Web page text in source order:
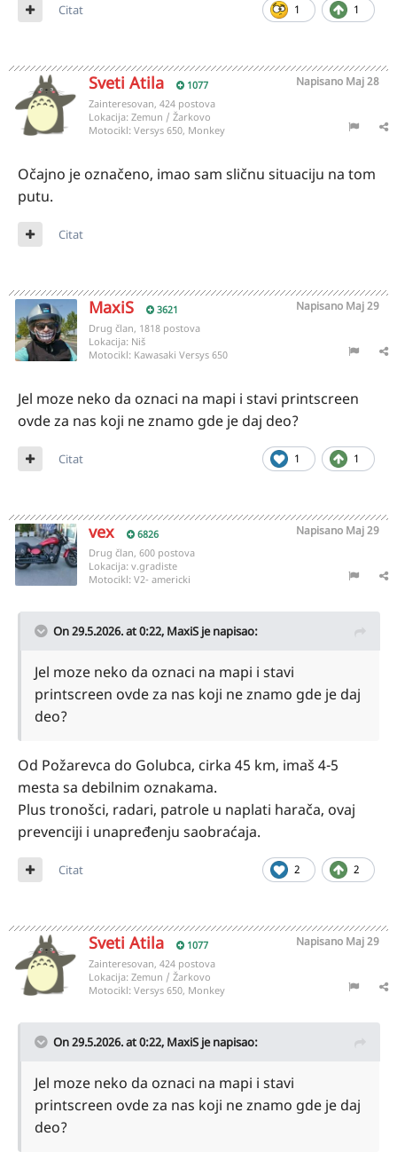
1 1
Citat
Sveti Atila 1077 Napisano Maj 28
Zainteresovan, 424 postova
Lokacija: Zemun / Žarkovo
Motocikl: Versys 650, Monkey
Očajno je označeno, imao sam sličnu situaciju na tom
putu.
Citat
MaxiS 3621 Napisano Maj 29
Drug član, 1818 postova
Lokacija: Niš
Motocikl: Kawasaki Versys 650
Jel moze neko da oznaci na mapi i stavi printscreen
ovde za nas koji ne znamo gde je daj deo?
1 1
Citat
vex 6826 Napisano Maj 29
Drug član, 600 postova
Lokacija: v.gradiste
Motocikl: V2- americki
On 29.5.2026. at 0:22, MaxiS je napisao:
Jel moze neko da oznaci na mapi i stavi
printscreen ovde za nas koji ne znamo gde je daj
deo?
Od Požarevca do Golubca, cirka 45 km, imaš 4-5
mesta sa debilnim oznakama.
Plus tronošci, radari, patrole u naplati harača, ovaj
prevenciji i unapređenju saobraćaja.
2 2
Citat
Sveti Atila 1077 Napisano Maj 29
Zainteresovan, 424 postova
Lokacija: Zemun / Žarkovo
Motocikl: Versys 650, Monkey
On 29.5.2026. at 0:22, MaxiS je napisao:
Jel moze neko da oznaci na mapi i stavi
printscreen ovde za nas koji ne znamo gde je daj
deo?